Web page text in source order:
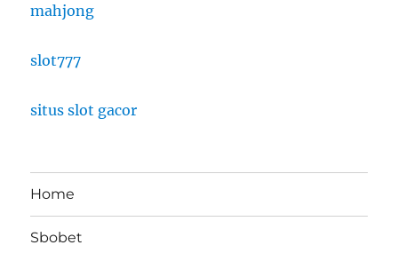
mahjong
slot777
situs slot gacor
Home
Sbobet